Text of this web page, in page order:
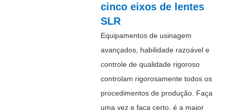
cinco eixos de lentes
SLR
Equipamentos de usinagem
avançados, habilidade razoável e
controle de qualidade rigoroso
controlam rigorosamente todos os
procedimentos de produção. Faça
uma vez e faça certo, é a maior